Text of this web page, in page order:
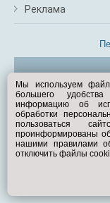
Реклама
Мы используем
большего
информацию об
обработки
пользоваться
проинформированы
нашими правилами
отключить файлы